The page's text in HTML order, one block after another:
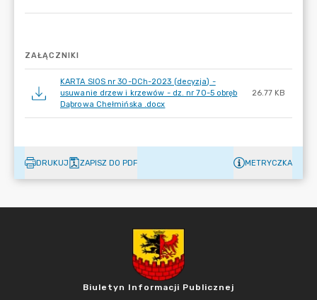
ZAŁĄCZNIKI
KARTA SIOS nr 30-DCh-2023 (decyzja) -
usuwanie drzew i krzewów - dz. nr 70-5 obręb
Dąbrowa Chełmińska .docx
26.77 KB
DRUKUJ ZAPISZ DO PDF METRYCZKA
Biuletyn Informacji Publicznej